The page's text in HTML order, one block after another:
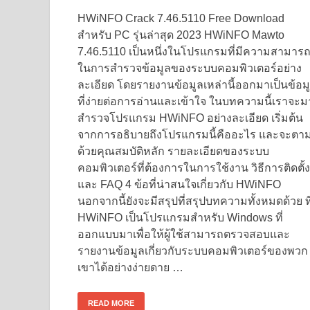
HWiNFO Crack 7.46.5110 Free Download
สำหรับ PC รุ่นล่าสุด 2023 HWiNFO Mawto
7.46.5110 เป็นหนึ่งในโปรแกรมที่มีความสามารถ
ในการสำรวจข้อมูลของระบบคอมพิวเตอร์อย่าง
ละเอียด โดยรายงานข้อมูลเหล่านี้ออกมาเป็นข้อ
ที่ง่ายต่อการอ่านและเข้าใจ ในบทความนี้เราจะม
สำรวจโปรแกรม HWiNFO อย่างละเอียด เริ่มต้น
จากการอธิบายถึงโปรแกรมนี้คืออะไร และจะตาม
ด้วยคุณสมบัติหลัก รายละเอียดของระบบ
คอมพิวเตอร์ที่ต้องการในการใช้งาน วิธีการติดตั้ง
และ FAQ 4 ข้อที่น่าสนใจเกี่ยวกับ HWiNFO
นอกจากนี้ยังจะมีสรุปที่สรุปบทความทั้งหมดด้วย
HWiNFO เป็นโปรแกรมสำหรับ Windows ที่
ออกแบบมาเพื่อให้ผู้ใช้สามารถตรวจสอบและ
รายงานข้อมูลเกี่ยวกับระบบคอมพิวเตอร์ของพวก
เขาได้อย่างง่ายดาย …
READ MORE